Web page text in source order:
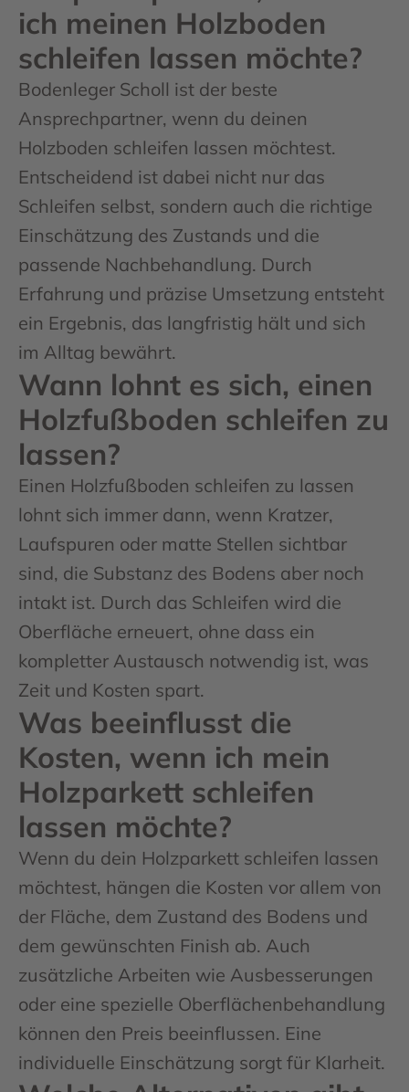
ich meinen Holzboden
schleifen lassen möchte?
Bodenleger Scholl ist der beste
Ansprechpartner, wenn du deinen
Holzboden schleifen lassen möchtest.
Entscheidend ist dabei nicht nur das
Schleifen selbst, sondern auch die richtige
Einschätzung des Zustands und die
passende Nachbehandlung. Durch
Erfahrung und präzise Umsetzung entsteht
ein Ergebnis, das langfristig hält und sich
im Alltag bewährt.
Wann lohnt es sich, einen
Holzfußboden schleifen zu
lassen?
Einen Holzfußboden schleifen zu lassen
lohnt sich immer dann, wenn Kratzer,
Laufspuren oder matte Stellen sichtbar
sind, die Substanz des Bodens aber noch
intakt ist. Durch das Schleifen wird die
Oberfläche erneuert, ohne dass ein
kompletter Austausch notwendig ist, was
Zeit und Kosten spart.
Was beeinflusst die
Kosten, wenn ich mein
Holzparkett schleifen
lassen möchte?
Wenn du dein Holzparkett schleifen lassen
möchtest, hängen die Kosten vor allem von
der Fläche, dem Zustand des Bodens und
dem gewünschten Finish ab. Auch
zusätzliche Arbeiten wie Ausbesserungen
oder eine spezielle Oberflächenbehandlung
können den Preis beeinflussen. Eine
individuelle Einschätzung sorgt für Klarheit.